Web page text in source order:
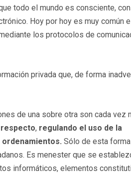
todo el mundo es consciente,
Hoy por hoy es muy común el
los protocolos de
privada que, de forma
de una sobre otra son cada vez
respecto, regulando el uso de la
Sólo de esta forma
Es menester que se
informáticos, elementos